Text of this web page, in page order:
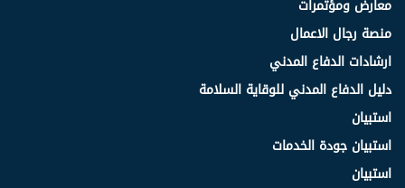
معارض ومؤتمرات
منصة رجال الاعمال
ارشادات الدفاع المدني
دليل الدفاع المدني للوقاية السلامة
استبيان
استبيان جودة الخدمات
استبيان